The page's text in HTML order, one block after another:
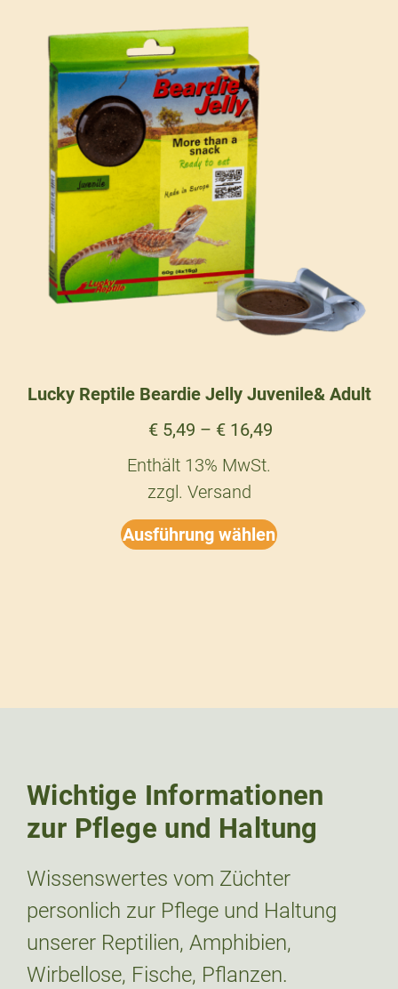
Lucky Reptile Beardie Jelly Juvenile& Adult
€5,49 – €16,49
Enthält 13% MwSt.
zzgl. Versand
Ausführung wählen
Wichtige Informationen
zur Pflege und Haltung
Wissenswertes vom Züchter
personlich zur Pflege und Haltung
unserer Reptilien, Amphibien,
Wirbellose, Fische, Pflanzen.